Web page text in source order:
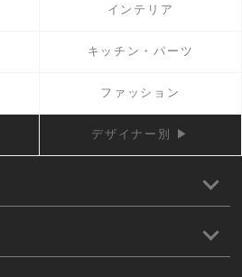
インテリア
キッチン・パーツ
ファッション
デザイナー別 ▶